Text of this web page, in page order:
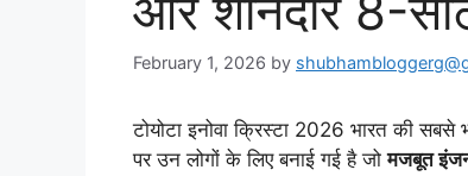
February 1, 2026 by
टोयोटा इनोवा क्रिस्टा 2026 भारत की
पर उन लोगों के लिए बनाई गई है जोमजबूत